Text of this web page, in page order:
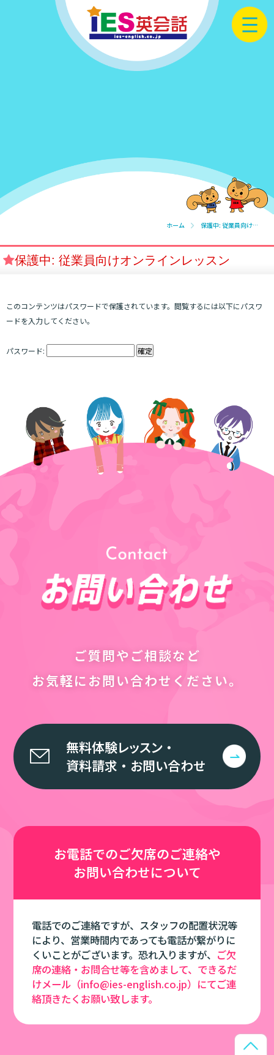
ホーム 保護中: 従業員向けオンラインレッスン
保護中: 従業員向けオンラインレッスン
このコンテンツはパスワードで保護されています。閲覧するには以下にパスワ
ードを入力してください。
パスワード:
ご質問やご相談など
お気軽にお問い合わせください。
無料体験レッスン・
資料請求 ・ お問い合わせ
お電話でのご欠席のご連絡や
お問い合わせについて
電話でのご連絡ですが、スタッフの配置状況等
により、営業時間内であっても電話が繋がりに
くいことがございます。恐れ入りますが、 ご欠
席の連絡・お問合せ等を含めまして、できるだ
けメール（info@ies-english.co.jp）にてご連
絡頂きたくお願い致します。